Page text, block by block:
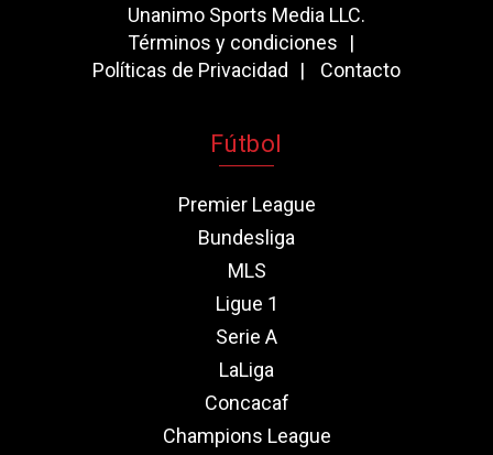
Unanimo Sports Media LLC.
Términos y condiciones
Políticas de Privacidad
Contacto
Fútbol
Premier League
Bundesliga
MLS
Ligue 1
Serie A
LaLiga
Concacaf
Champions League